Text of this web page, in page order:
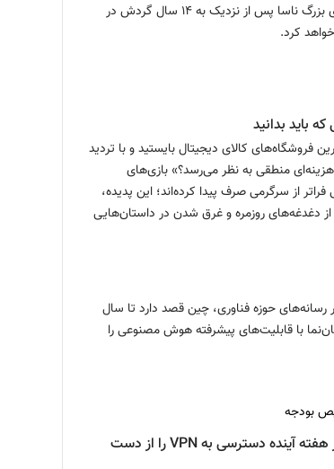
کارشناسان می‌گویند یک فضاپیمای بزرگ ناسا پس از نزدیک به ۱۴ سال گردش در
باید بدانید
فروشگاه‌های کالای دیجیتال بایستید و با تردید
منطقی به نظر می‌رسد؟» بازی‌های
از سرگرمی صرف پیدا کرده‌اند؛ این پدیده،
دغدغه‌های روزمره و غرق شدن در داستان‌هایی
حوزه فناوری، چین قصد دارد تا سال
با قابلیت‌های پیشرفته هوش مصنوعی را
بودجه
میلیون‌ها ایرانی ممکن است از هفته آینده دسترسی به VPN را از دست